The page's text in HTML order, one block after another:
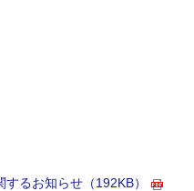
するお知らせ （192KB）